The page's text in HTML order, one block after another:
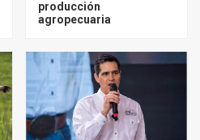
producción
agropecuaria